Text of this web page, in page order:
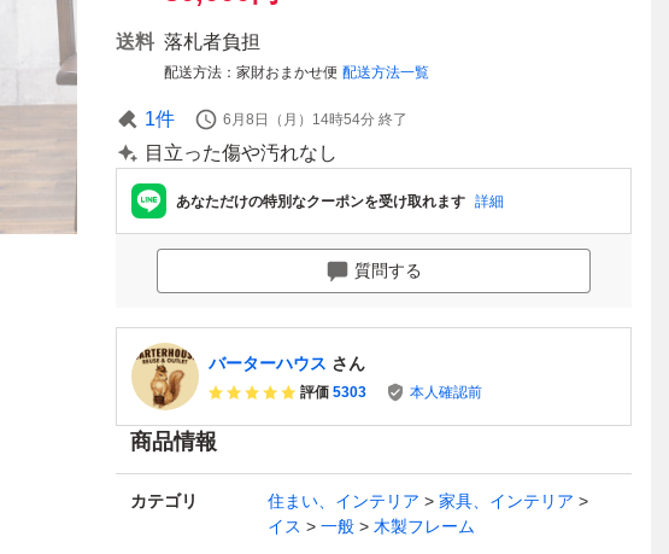
送料 落札者負担
配送方法 家財おまかせ便 配送方法一覧
1件 6月8日（月）14時54分 終了
目立った傷や汚れなし
あなただけの特別なクーポンを受け取れます 詳細
質問する
バーターハウス さん
評価 5303 本人確認前
商品情報
カテゴリ 住まい、インテリア
家具、インテリア
イス
一般 木製フレーム